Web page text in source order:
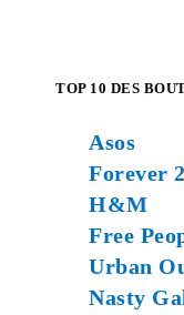
TOP 10 DES
Asos
Forever
H&M
Free
Urban
Nasty